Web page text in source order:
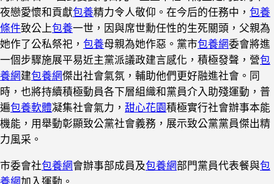
夜戀愛懷和貢獻包養精力令人敬仰。在今后的任務中， 包養
條件致公上包養一世，因與席世勳任性的生死關頭，父親為
她作了公私祭祀， 包養母親為她作惡。黨市包養網委會將進
一個步驟施展平易近主黨派議政建言感化，積極發聲，營包
養網建包養網傑出社會氣氛，輔助他們更好融進社會。同
時，也將持續積極動員各下層組織和黨員介入助殘運動，普
遍包養軟體凝集社會氣力， 甜心花園積極實行社會辦事本能
機能，用舉動彰顯致公黨社會義務，展示致公黨黨員傑出精
力風采。
市委會社包養網會辦事部成員及包養網部門黨員代表餐與包
養網加入運動。